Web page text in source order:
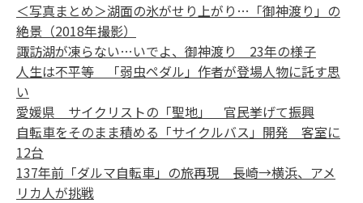
＜写真まとめ＞湖面の氷がせり上がり…「御神渡り」の
絶景（2018年撮影）
諏訪湖が凍らない…いでよ、御神渡り 23年の様子
人生は不平等 「弱虫ペダル」作者が登場人物に託す思
い
愛媛県 サイクリストの「聖地」 官民挙げて振興
自転車をそのまま積める「サイクルバス」開発 客室に
12台
137年前「ダルマ自転車」の旅再現 長崎→横浜、アメ
リカ人が挑戦